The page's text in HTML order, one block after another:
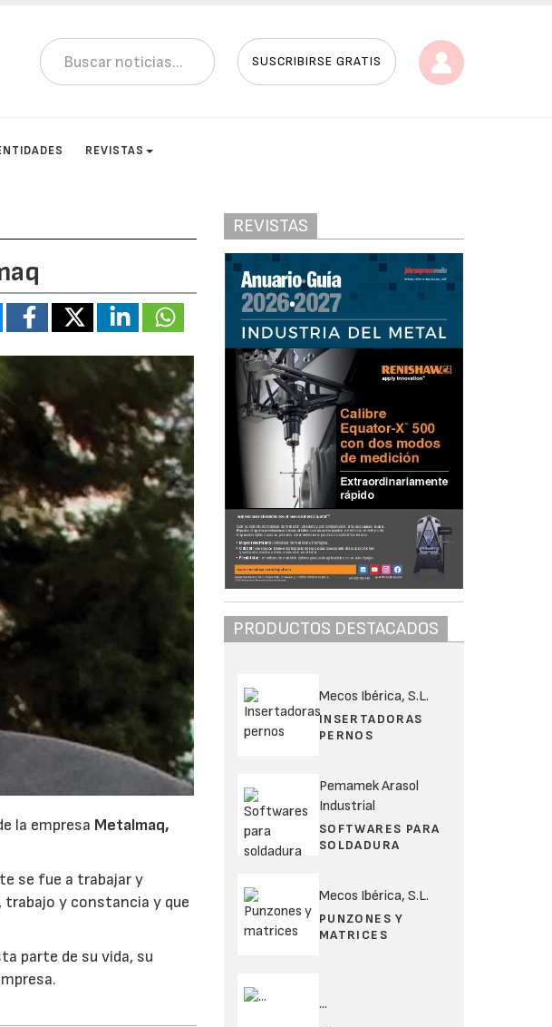
SUSCRIBIRSE GRATIS
REVISTAS
la empresa Metalmaq,
se fue a trabajar y
trabajo y constancia y que
parte de su vida, su
REVISTAS
PRODUCTOS DESTACADOS
Mecos Ibérica, S.L.
INSERTADORAS
PERNOS
Pemamek Arasol
Industrial
SOFTWARES PARA
SOLDADURA
Mecos Ibérica, S.L.
PUNZONES Y
MATRICES
...